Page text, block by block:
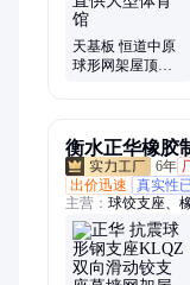
天基板 恒道中原
球形网架屋顶板
衡水正华橡胶
6年
出价迅速
真实性
主营： 球饺支座、
滚轴支座